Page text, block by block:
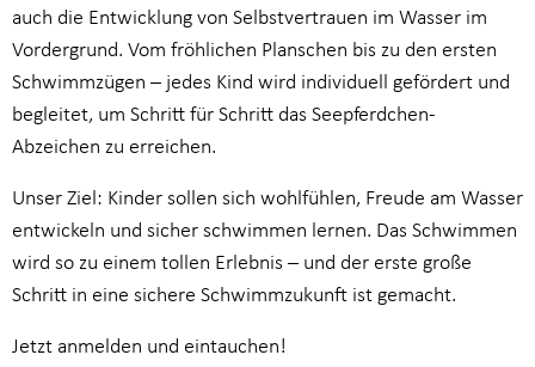
auch die Entwicklung von Selbstvertrauen im Wasser im
Vordergrund. Vom fröhlichen Planschen bis zu den ersten
Schwimmzügen – jedes Kind wird individuell gefördert und
begleitet, um Schritt für Schritt das Seepferdchen-
Abzeichen zu erreichen.
Unser Ziel: Kinder sollen sich wohlfühlen, Freude am Wasser
entwickeln und sicher schwimmen lernen. Das Schwimmen
wird so zu einem tollen Erlebnis – und der erste große
Schritt in eine sichere Schwimmzukunft ist gemacht.
Jetzt anmelden und eintauchen!